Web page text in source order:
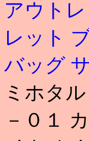
アウトレ
レット
バッグ
ミホタ
－０１